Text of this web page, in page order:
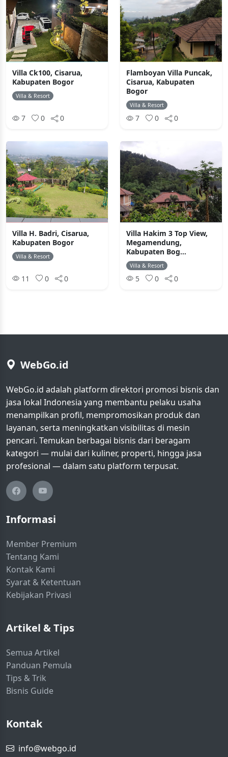
Villa Ck100, Cisarua,
Kabupaten Bogor
Villa & Resort
7 0 0
Flamboyan Villa Puncak,
Cisarua, Kabupaten
Bogor
Villa & Resort
7 0 0
Villa H. Badri, Cisarua,
Kabupaten Bogor
Villa & Resort
11 0 0
Villa Hakim 3 Top View,
Megamendung,
Kabupaten Bog...
Villa & Resort
5 0 0
WebGo.id
WebGo.id adalah platform direktori promosi bisnis dan
jasa lokal Indonesia yang membantu pelaku usaha
menampilkan profil, mempromosikan produk dan
layanan, serta meningkatkan visibilitas di mesin
pencari. Temukan berbagai bisnis dari beragam
kategori — mulai dari kuliner, properti, hingga jasa
profesional — dalam satu platform terpusat.
Informasi
Member Premium
Tentang Kami
Kontak Kami
Syarat & Ketentuan
Kebijakan Privasi
Artikel & Tips
Semua Artikel
Panduan Pemula
Tips & Trik
Bisnis Guide
Kontak
info@webgo.id